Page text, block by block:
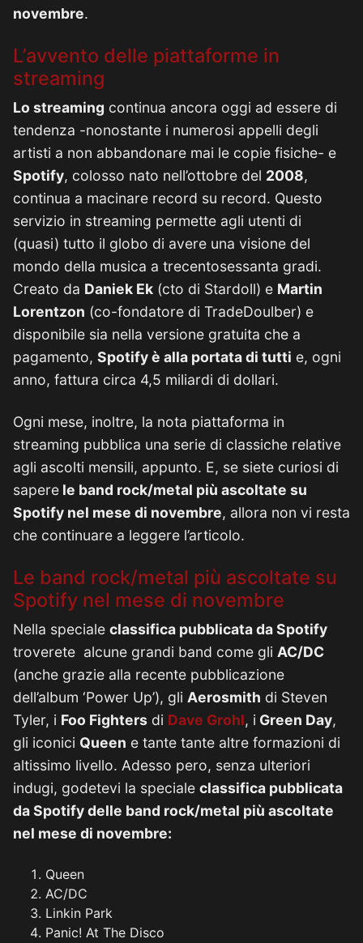
novembre.
L’avvento delle piattaforme in
streaming
Lo streaming continua ancora oggi ad essere di
tendenza -nonostante i numerosi appelli degli
artisti a non abbandonare mai le copie fisiche- e
Spotify, colosso nato nell’ottobre del 2008,
continua a macinare record su record. Questo
servizio in streaming permette agli utenti di
(quasi) tutto il globo di avere una visione del
mondo della musica a trecentosessanta gradi.
Creato da Daniek Ek (cto di Stardoll) e Martin
Lorentzon (co-fondatore di TradeDoulber) e
disponibile sia nella versione gratuita che a
pagamento, Spotify è alla portata di tutti e, ogni
anno, fattura circa 4,5 miliardi di dollari.
Ogni mese, inoltre, la nota piattaforma in
streaming pubblica una serie di classiche relative
agli ascolti mensili, appunto. E, se siete curiosi di
sapere le band rock/metal più ascoltate su
Spotify nel mese di novembre, allora non vi resta
che continuare a leggere l’articolo.
Le band rock/metal più ascoltate su
Spotify nel mese di novembre
Nella speciale classifica pubblicata da Spotify
troverete alcune grandi band come gli AC/DC
(anche grazie alla recente pubblicazione
dell’album ‘Power Up’), gli Aerosmith di Steven
Tyler, i Foo Fighters di Dave Grohl, i Green Day,
gli iconici Queen e tante tante altre formazioni di
altissimo livello. Adesso pero, senza ulteriori
indugi, godetevi la speciale classifica pubblicata
da Spotify delle band rock/metal più ascoltate
nel mese di novembre:
Queen
AC/DC
Linkin Park
Panic! At The Disco